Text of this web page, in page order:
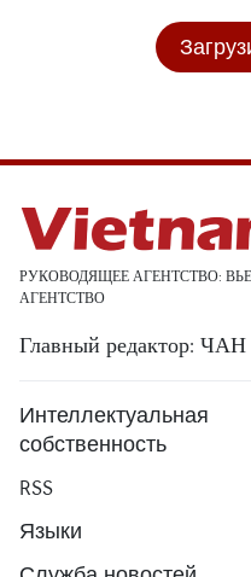
РУКОВОДЯЩЕЕ АГЕНТСТВО:
АГЕНТСТВО
Главный редактор:
Интеллектуальная
собственность
RSS
Языки